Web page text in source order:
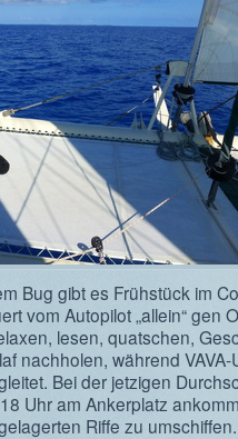
Bug gibt es Frühstück im
vom Autopilot „allein“ gen
lesen, quatschen,
nachholen, während VAVA-
Bei der jetzigen
Uhr am Ankerplatz
Riffe zu umschiffen.